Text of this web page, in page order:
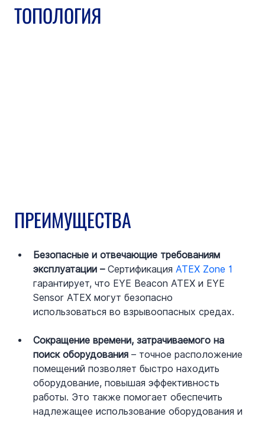
ТОПОЛОГИЯ
ПРЕИМУЩЕСТВА
Безопасные и отвечающие требованиям
эксплуатации – Сертификация ATEX Zone 1
гарантирует, что EYE Beacon ATEX и EYE
Sensor ATEX могут безопасно
использоваться во взрывоопасных средах.
Сокращение времени, затрачиваемого на
поиск оборудования – точное расположение
помещений позволяет быстро находить
оборудование, повышая эффективность
работы. Это также помогает обеспечить
надлежащее использование оборудования и